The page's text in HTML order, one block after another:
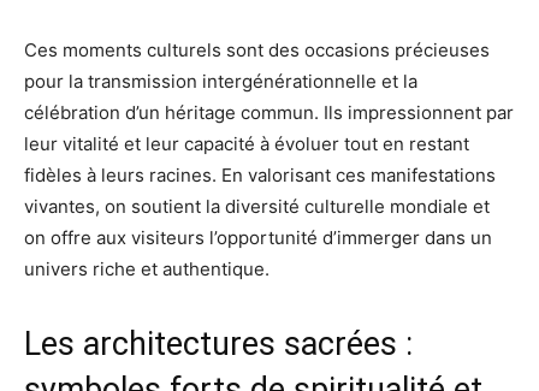
Ces moments culturels sont des occasions précieuses
pour la transmission intergénérationnelle et la
célébration d’un héritage commun. Ils impressionnent par
leur vitalité et leur capacité à évoluer tout en restant
fidèles à leurs racines. En valorisant ces manifestations
vivantes, on soutient la diversité culturelle mondiale et
on offre aux visiteurs l’opportunité d’immerger dans un
univers riche et authentique.
Les architectures sacrées :